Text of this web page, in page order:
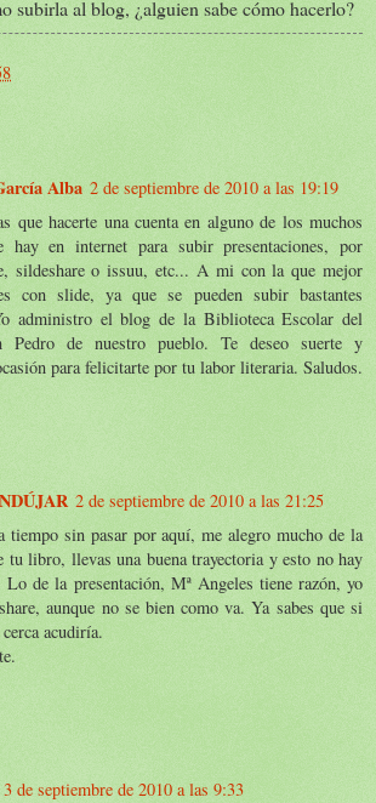
subirla al blog, ¿alguien sabe cómo hacerlo?
Alba 2 de septiembre de 2010 a las 19:19
que hacerte una cuenta en alguno de los muchos
hay en internet para subir presentaciones, por
sildeshare o issuu, etc... A mi con la que mejor
con slide, ya que se pueden subir bastantes
administro el blog de la Biblioteca Escolar del
Pedro de nuestro pueblo. Te deseo suerte y
para felicitarte por tu labor literaria. Saludos.
2 de septiembre de 2010 a las 21:25
tiempo sin pasar por aquí, me alegro mucho de la
tu libro, llevas una buena trayectoria y esto no hay
de la presentación, Mª Angeles tiene razón, yo
aunque no se bien como va. Ya sabes que si
acudiría.
3 de septiembre de 2010 a las 9:33